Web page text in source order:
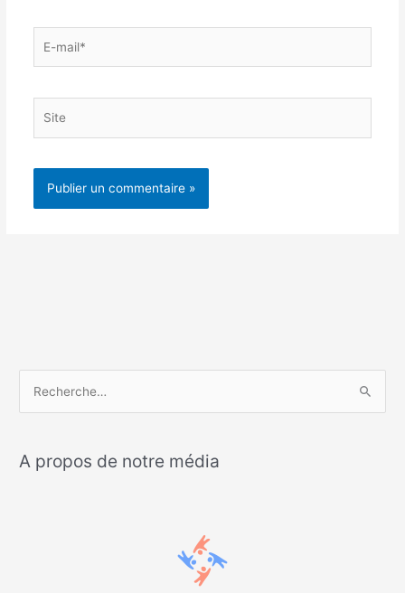
mail*
h
A propos de notre média